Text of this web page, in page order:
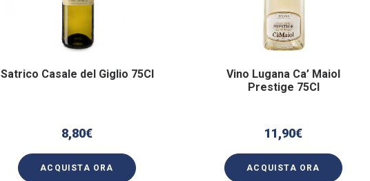
Satrico Casale del Giglio 75Cl
8,80€
ACQUISTA ORA
Vino Lugana Ca’ Maiol
Prestige 75Cl
11,90€
ACQUISTA ORA